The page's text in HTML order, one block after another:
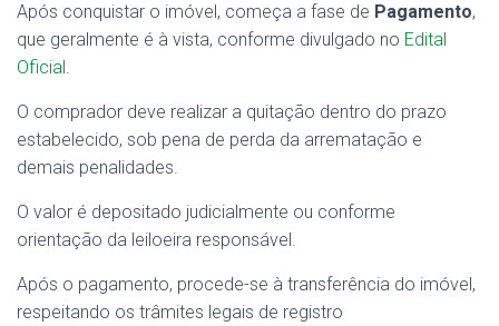
Após conquistar o imóvel, começa a fase de Pagamento,
que geralmente é à vista, conforme divulgado no Edital
Oficial .
O comprador deve realizar a quitação dentro do prazo
estabelecido, sob pena de perda da arrematação e
demais penalidades.
O valor é depositado judicialmente ou conforme
orientação da leiloeira responsável.
Após o pagamento, procede-se à transferência do imóvel,
respeitando os trâmites legais de registro